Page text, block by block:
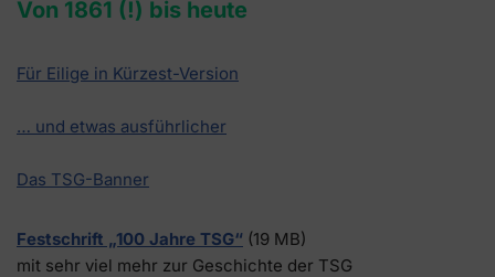
Von 1861 (!) bis heute
Für Eilige in Kürzest-Version
… und etwas ausführlicher
Das TSG-Banner
Festschrift „100 Jahre TSG“ (19 MB)
mit sehr viel mehr zur Geschichte der TSG